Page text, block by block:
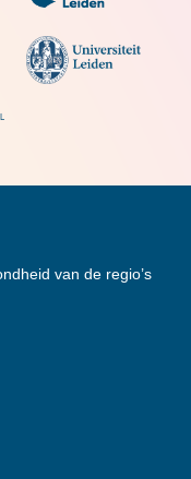
van de regio’s